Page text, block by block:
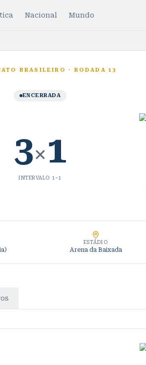
Nacional Mundo
BRASILEIRO · RODADA 13
ENCERRADA
3×1
INTERVALO 1 –1
ESTÁDIO
Arena da Baixada